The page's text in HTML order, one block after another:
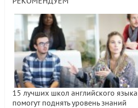
15 лучших школ английского
помогут поднять уровень знаний